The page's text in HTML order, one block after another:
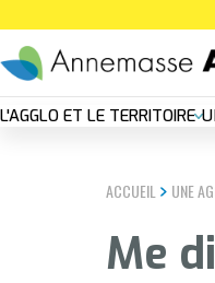
au
contenu
principal
Nouvelle
navigation
L'AGGLO ET LE TERRITOIRE
ACCUEIL UNE
Me